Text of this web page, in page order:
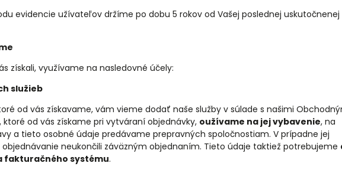
evidencie užívateľov držíme po dobu 5 rokov od Vašej poslednej uskutočnenej
získali, využívame na nasledovné účely:
služieb
od vás získavame, vám vieme dodať naše služby v súlade s našimi
ktoré od vás získame pri vytváraní objednávky, oužívame na jej vybavenie, na
a tieto osobné údaje predávame prepravných spoločnostiam. V prípadne jej
neukončili záväzným objednaním. Tieto údaje taktiež potrebujeme
fakturačného systému.